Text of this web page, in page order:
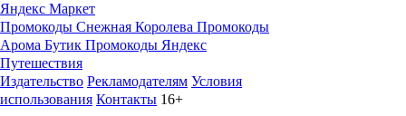
Яндекс Маркет
Промокоды Снежная Королева Промокоды
Арома Бутик Промокоды Яндекс
Путешествия
Издательство Рекламодателям Условия
использования Контакты 16+